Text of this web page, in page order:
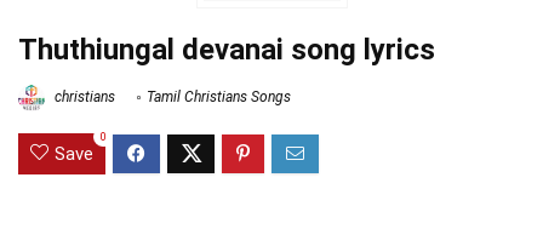
Thuthiungal devanai song lyrics
christians Tamil Christians Songs
Save
0